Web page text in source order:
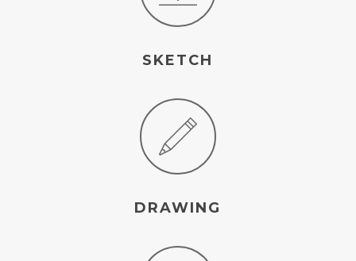
SKETCH
DRAWING